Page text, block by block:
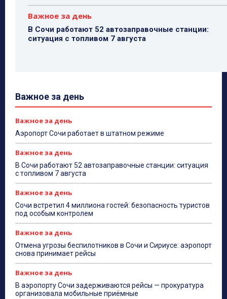
Важное за день
В Сочи работают 52 автозаправочные станции:
ситуация с топливом 7 августа
Важное за день
Важное за день
Аэропорт Сочи работает в штатном режиме
Важное за день
В Сочи работают 52 автозаправочные станции: ситуация
с топливом 7 августа
Важное за день
Сочи встретил 4 миллиона гостей: безопасность туристов
под особым контролем
Важное за день
Отмена угрозы беспилотников в Сочи и Сириусе: аэропорт
снова принимает рейсы
Важное за день
В аэропорту Сочи задерживаются рейсы — прокуратура
организовала мобильные приёмные